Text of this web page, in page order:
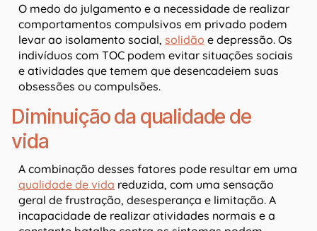
O medo do julgamento e a necessidade de realizar
comportamentos compulsivos em privado podem
levar ao isolamento social, solidão e depressão. Os
indivíduos com TOC podem evitar situações sociais
e atividades que temem que desencadeiem suas
obsessões ou compulsões.
Diminuição da qualidade de
vida
A combinação desses fatores pode resultar em uma
qualidade de vida reduzida, com uma sensação
geral de frustração, desesperança e limitação. A
incapacidade de realizar atividades normais e a